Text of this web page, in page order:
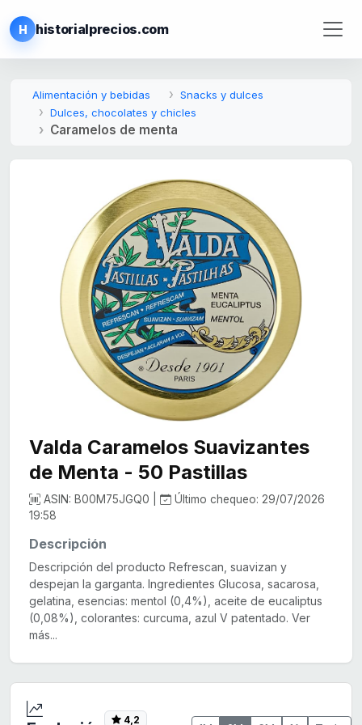
H historialprecios.com
Alimentación y bebidas
Snacks y dulces
Dulces, chocolates y chicles
Caramelos de menta
Valda Caramelos Suavizantes
de Menta - 50 Pastillas
ASIN: B00M75JGQ0 |
Último chequeo: 29/07/2026
19:58
Descripción
Descripción del producto Refrescan, suavizan y
despejan la garganta. Ingredientes Glucosa, sacarosa,
gelatina, esencias: mentol (0,4%), aceite de eucaliptus
(0,08%), colorantes: curcuma, azul V patentado. Ver
más...
4,2